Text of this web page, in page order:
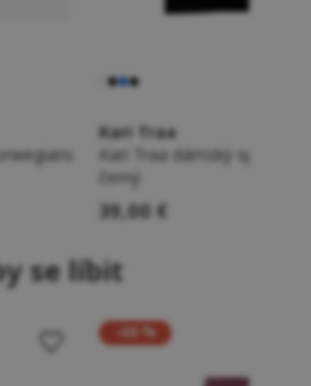
Kari Traa
Kari Traa dámský
černý
39,00 €
se líbit
-40 %